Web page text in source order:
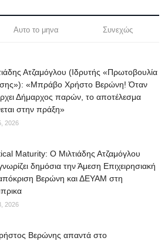
Αυτο το μηνα Συνεχώς
Ατζαμόγλου (Ιδρυτής «Πρωτοβουλία
«Μπράβο Χρήστο Βερώνη! Όταν
Δήμαρχος παρών, το αποτέλεσμα
στην πράξη»
2026
Maturity: Ο Μιλτιάδης Ατζαμόγλου
δημόσια την Άμεση Επιχειρησιακή
Βερώνη και ΔΕΥΑΜ στη
2026
Βερώνης απαντά στο